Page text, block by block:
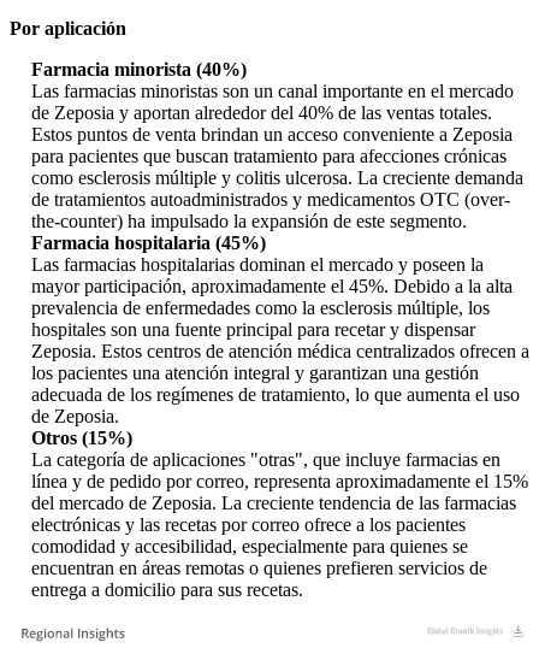
Por aplicación
Farmacia minorista (40%)
Las farmacias minoristas son un canal importante en el mercado
de Zeposia y aportan alrededor del 40% de las ventas totales.
Estos puntos de venta brindan un acceso conveniente a Zeposia
para pacientes que buscan tratamiento para afecciones crónicas
como esclerosis múltiple y colitis ulcerosa. La creciente demanda
de tratamientos autoadministrados y medicamentos OTC (over-
the-counter) ha impulsado la expansión de este segmento.
Farmacia hospitalaria (45%)
Las farmacias hospitalarias dominan el mercado y poseen la
mayor participación, aproximadamente el 45%. Debido a la alta
prevalencia de enfermedades como la esclerosis múltiple, los
hospitales son una fuente principal para recetar y dispensar
Zeposia. Estos centros de atención médica centralizados ofrecen a
los pacientes una atención integral y garantizan una gestión
adecuada de los regímenes de tratamiento, lo que aumenta el uso
de Zeposia.
Otros (15%)
La categoría de aplicaciones "otras", que incluye farmacias en
línea y de pedido por correo, representa aproximadamente el 15%
del mercado de Zeposia. La creciente tendencia de las farmacias
electrónicas y las recetas por correo ofrece a los pacientes
comodidad y accesibilidad, especialmente para quienes se
encuentran en áreas remotas o quienes prefieren servicios de
entrega a domicilio para sus recetas.